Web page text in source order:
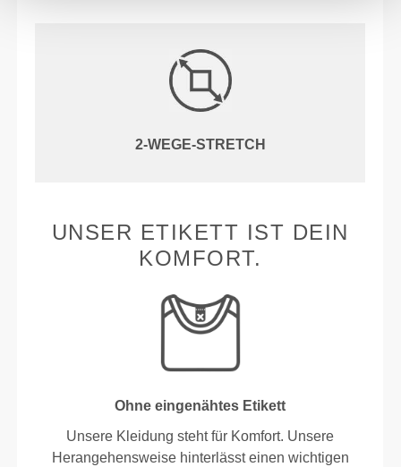
2-WEGE-STRETCH
UNSER ETIKETT IST DEIN
KOMFORT.
Ohne eingenähtes Etikett
Unsere Kleidung steht für Komfort. Unsere
Herangehensweise hinterlässt einen wichtigen